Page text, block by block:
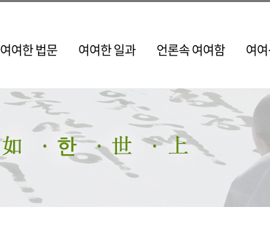
여여한 법문 여여한 일과 언론속 여여함 여